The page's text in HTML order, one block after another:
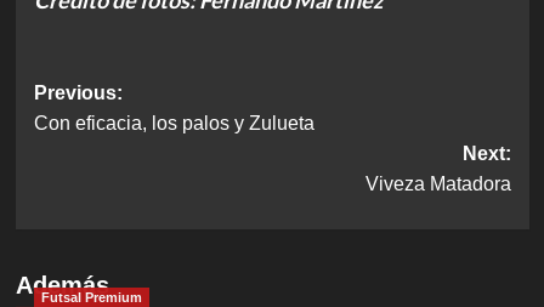
Post
navigation
Previous:
Con eficacia, los palos y Zulueta
Next:
Viveza Matadora
Además
Futsal Premium